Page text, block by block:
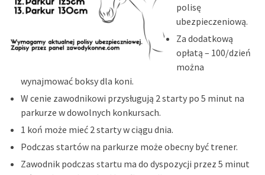
polisę
ubezpieczeniową.
Za dodatkową
opłatą – 100/dzień
można
wynajmować boksy dla koni.
W cenie zawodnikowi przysługują 2 starty po 5 minut na
parkurze w dowolnych konkursach.
1 koń może mieć 2 starty w ciągu dnia.
Podczas startów na parkurze może obecny być trener.
Zawodnik podczas startu ma do dyspozycji przez 5 minut